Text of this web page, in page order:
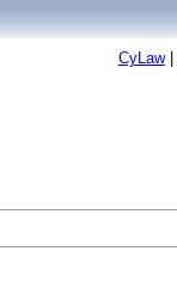
CyLaw|